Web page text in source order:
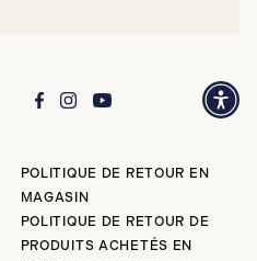
POLITIQUE DE RETOUR EN
MAGASIN
POLITIQUE DE RETOUR DE
PRODUITS ACHETÉS EN